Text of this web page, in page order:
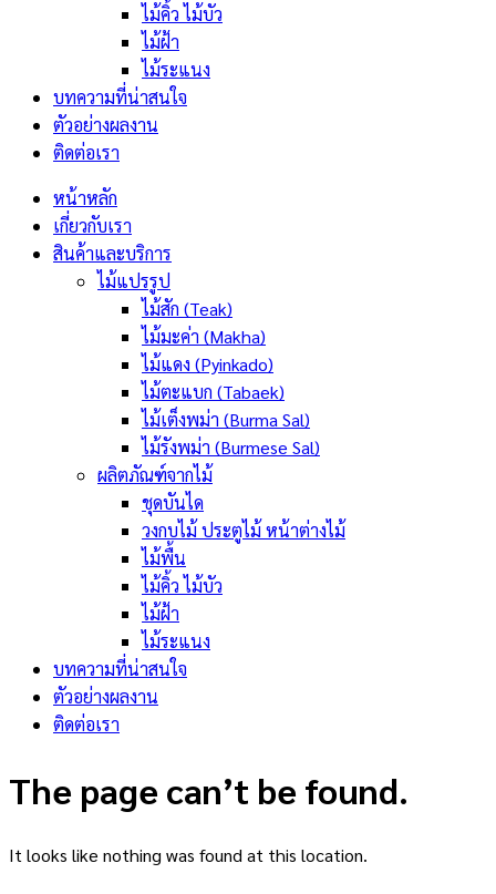
ไม้คิ้ว ไม้บัว
ไม้ฝ้า
ไม้ระแนง
บทความที่น่าสนใจ
ตัวอย่างผลงาน
ติดต่อเรา
หน้าหลัก
เกี่ยวกับเรา
สินค้าและบริการ
ไม้แปรรูป
ไม้สัก (Teak)
ไม้มะค่า (Makha)
ไม้แดง (Pyinkado)
ไม้ตะแบก (Tabaek)
ไม้เต็งพม่า (Burma Sal)
ไม้รังพม่า (Burmese Sal)
ผลิตภัณฑ์จากไม้
ชุดบันได
วงกบไม้ ประตูไม้ หน้าต่างไม้
ไม้พื้น
ไม้คิ้ว ไม้บัว
ไม้ฝ้า
ไม้ระแนง
บทความที่น่าสนใจ
ตัวอย่างผลงาน
ติดต่อเรา
The page can’t be found.
It looks like nothing was found at this location.